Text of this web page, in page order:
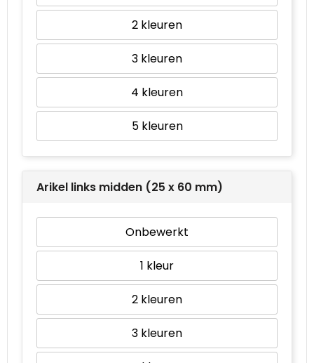
2
3
4
5
Arikel links midden (25 x 60 mm)
Onbewerkt
1
2
3